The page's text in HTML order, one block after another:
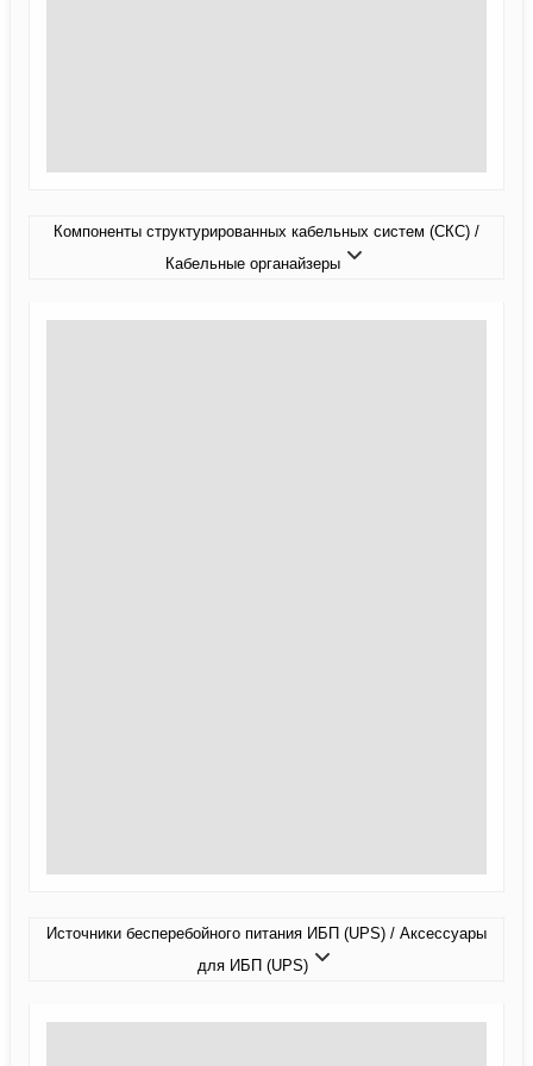
Компоненты структурированных кабельных систем (СКС) /
Кабельные органайзеры
Источники бесперебойного питания ИБП (UPS) / Аксессуары
для ИБП (UPS)